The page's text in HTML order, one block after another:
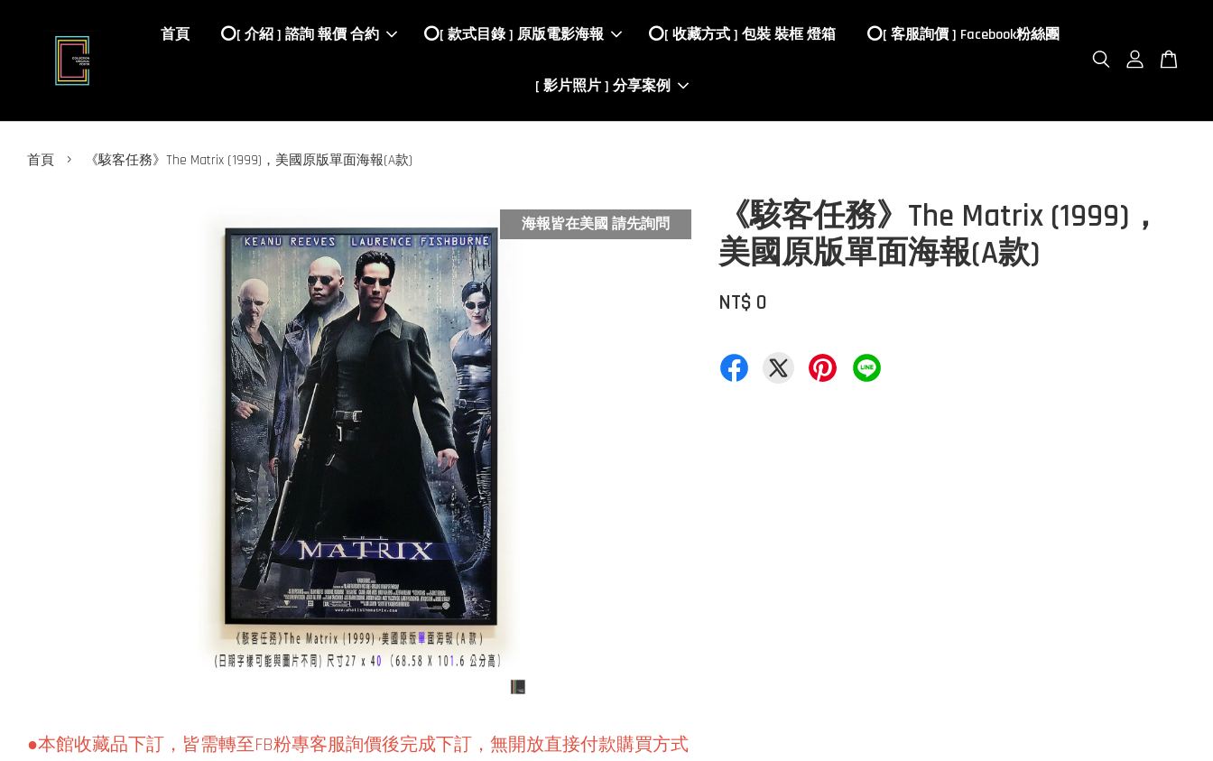
首頁 ⭕️[ 介紹 ] 諮詢 報價 合約 ⭕️[ 款式目錄 ] 原版電影海報 ⭕️[ 收藏方式 ] 包裝 裝框 燈箱 ⭕️[ 客服詢價 ] Facebook粉絲團
[ 影片照片 ] 分享案例
首頁 › 《駭客任務》The Matrix (1999)，美國原版單面海報(A款)
海報皆在美國 請先詢問
《駭客任務》The Matrix (1999)，
美國原版單面海報(A款)
NT$ 0
●本館收藏品下訂，皆需轉至FB粉專客服詢價後完成下訂，無開放直接付款購買方式